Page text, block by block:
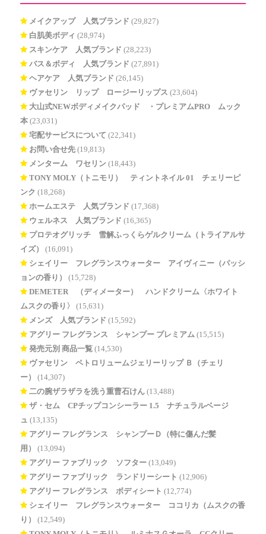
メイクアップ 人気ブランド (29,827)
白肌美ボディ (28,974)
スキンケア 人気ブランド (28,223)
バス＆ボディ 人気ブランド (27,891)
ヘアケア 人気ブランド (26,145)
ヴァセリン リップ ロージーリップス (23,604)
大山式NEWボディメイクパッド®・プレミアムPRO ムック
本 (23,031)
宅配サービスについて (22,341)
お問い合せ先 (19,813)
メンターム ワセリン (18,443)
TONY MOLY（トニモリ） ティントネイル 01 チェリーピ
ンク (18,268)
ホームエステ 人気ブランド (17,368)
ウェルネス 人気ブランド (16,365)
プロテオグリッチ 雪解ふっくらゲルクリーム（トライアルサ
イズ）
(16,091)
シェイリー フレグランスウォーター アイヴィニー（パッシ
ョンの香り）
(15,728)
DEMETER®（ディメーター） ハンドクリーム〈ホワイト
ムスクの香り〉
(15,631)
メンズ 人気ブランド (15,592)
アグリー フレグランス シャンプー プレミアム (15,515)
発売元別 商品一覧 (14,530)
ヴァセリン ペトロリュームジェリーリップ Ｂ（チェリ
ー）
(14,307)
二の腕ザラザラを洗う重曹石けん (13,488)
ザ・セム CPチップコンシーラー 1.5 ナチュラルベージ
ュ (13,135)
アグリー フレグランス シャンプーＤ（特に傷んだ髪
用）
(13,094)
アグリー ファブリック ソフター (13,049)
アグリー ファブリック ランドリーシート (12,906)
アグリー フレグランス ボディシート (12,774)
シェイリー フレグランスウォーター ココリカ（ムスクの香
り）
(12,549)